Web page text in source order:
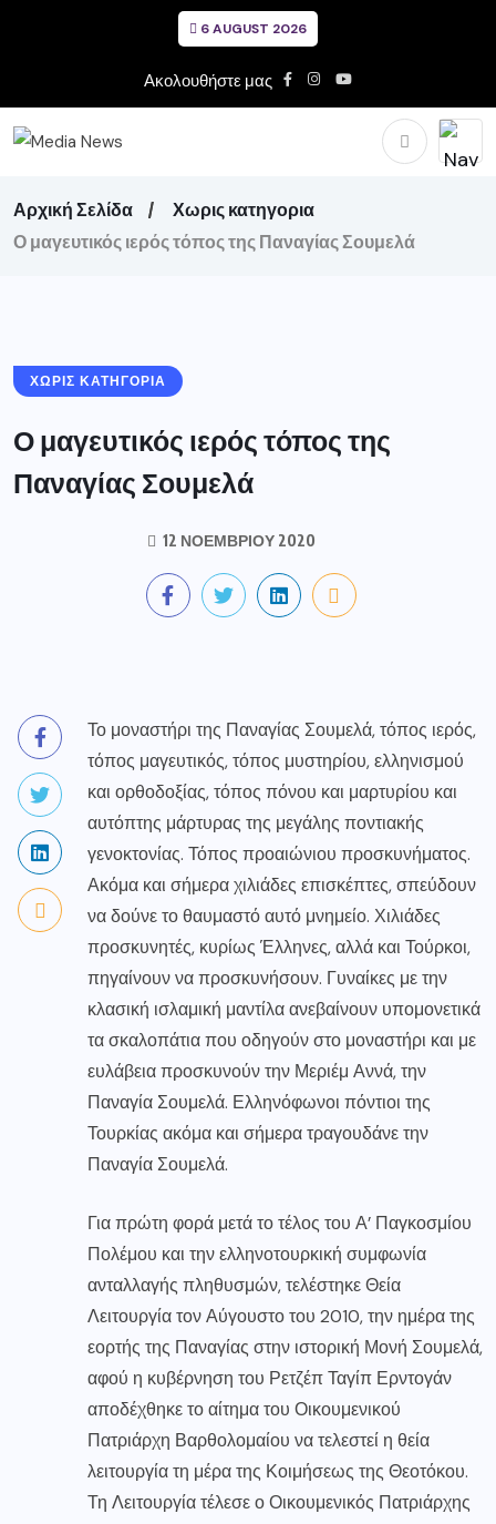
6 AUGUST 2026
Ακολουθήστε μας
Αρχική Σελίδα
Χωρις κατηγορια
Ο μαγευτικός ιερός τόπος της Παναγίας Σουμελά
ΧΩΡΙΣ ΚΑΤΗΓΟΡΙΑ
Ο μαγευτικός ιερός τόπος της
Παναγίας Σουμελά
12 ΝΟΕΜΒΡΊΟΥ 2020
Το μοναστήρι της Παναγίας Σουμελά, τόπος ιερός,
τόπος μαγευτικός, τόπος μυστηρίου, ελληνισμού
και ορθοδοξίας, τόπος πόνου και μαρτυρίου και
αυτόπτης μάρτυρας της μεγάλης ποντιακής
γενοκτονίας. Τόπος προαιώνιου προσκυνήματος.
Ακόμα και σήμερα χιλιάδες επισκέπτες, σπεύδουν
να δούνε το θαυμαστό αυτό μνημείο. Χιλιάδες
προσκυνητές, κυρίως Έλληνες, αλλά και Τούρκοι,
πηγαίνουν να προσκυνήσουν. Γυναίκες με την
κλασική ισλαμική μαντίλα ανεβαίνουν υπομονετικά
τα σκαλοπάτια που οδηγούν στο μοναστήρι και με
ευλάβεια προσκυνούν την Μεριέμ Αννά, την
Παναγία Σουμελά. Ελληνόφωνοι πόντιοι της
Τουρκίας ακόμα και σήμερα τραγουδάνε την
Παναγία Σουμελά.
Για πρώτη φορά μετά το τέλος του Α’ Παγκοσμίου
Πολέμου και την ελληνοτουρκική συμφωνία
ανταλλαγής πληθυσμών, τελέστηκε Θεία
Λειτουργία τον Αύγουστο του 2010, την ημέρα της
εορτής της Παναγίας στην ιστορική Μονή Σουμελά,
αφού η κυβέρνηση του Ρετζέπ Ταγίπ Ερντογάν
αποδέχθηκε το αίτημα του Οικουμενικού
Πατριάρχη Βαρθολομαίου να τελεστεί η θεία
λειτουργία τη μέρα της Κοιμήσεως της Θεοτόκου.
Τη Λειτουργία τέλεσε ο Οικουμενικός Πατριάρχης